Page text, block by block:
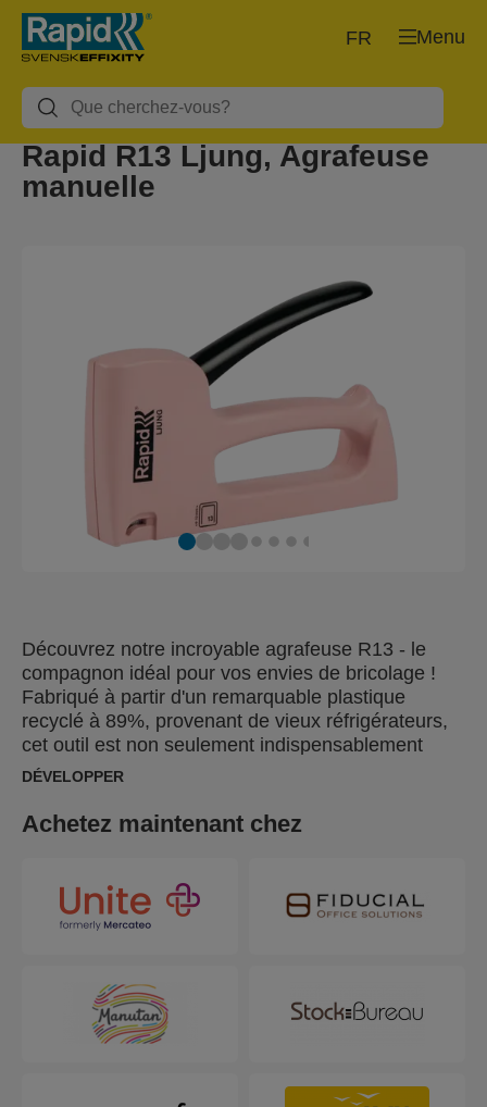
Menu
FR
Rapid R13 Ljung, Agrafeuse
manuelle
Découvrez notre incroyable agrafeuse R13 - le
compagnon idéal pour vos envies de bricolage !
Fabriqué à partir d'un remarquable plastique
recyclé à 89%, provenant de vieux réfrigérateurs,
cet outil est non seulement indispensablement
pratique, mais aussi un choix respectueux de
natale de Hestra, en Suède, symbole de haute
suédoise et nous a inspiré pour sa belle couleur
rose poudré. Alignée sur les dernières tendances
en matière de décoration intérieure, cette
fonctionnel à votre atelier. Notre agrafeuse est
conçue avec soin et adaptée à vos besoins. Elle
est légère, maniable et idéale pour les petites
DÉVELOPPER
Achetez maintenant chez